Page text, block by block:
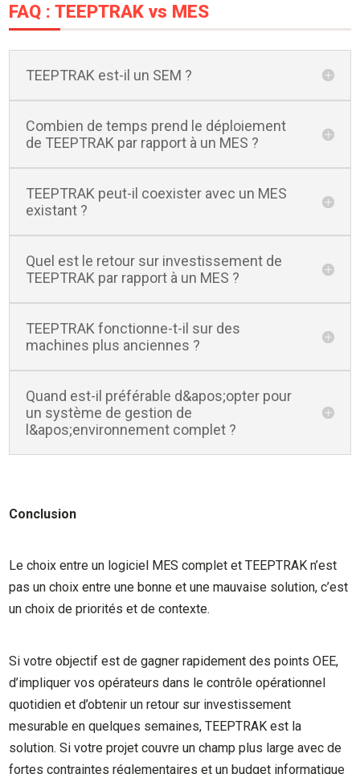
FAQ : TEEPTRAK vs MES
TEEPTRAK est-il un SEM ?
Combien de temps prend le déploiement
de TEEPTRAK par rapport à un MES ?
TEEPTRAK peut-il coexister avec un MES
existant ?
Quel est le retour sur investissement de
TEEPTRAK par rapport à un MES ?
TEEPTRAK fonctionne-t-il sur des
machines plus anciennes ?
Quand est-il préférable d&apos;opter pour
un système de gestion de
l&apos;environnement complet ?
Conclusion
Le choix entre un logiciel MES complet et TEEPTRAK n’est
pas un choix entre une bonne et une mauvaise solution, c’est
un choix de priorités et de contexte.
Si votre objectif est de gagner rapidement des points OEE,
d’impliquer vos opérateurs dans le contrôle opérationnel
quotidien et d’obtenir un retour sur investissement
mesurable en quelques semaines, TEEPTRAK est la
solution. Si votre projet couvre un champ plus large avec de
fortes contraintes réglementaires et un budget informatique